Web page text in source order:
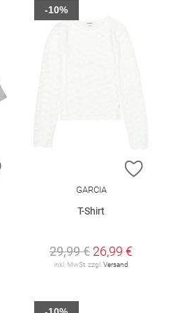
ZUR WUNSCHLISTE HINZUFÜGEN
ZUR
GARCIA
T-Shirt
29,99 € 26,99 €
inkl. MwSt. zzgl.Versand
-10%